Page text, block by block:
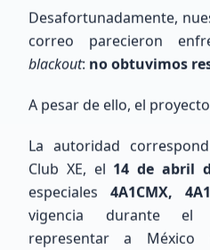
Conoce a los
nuestra red de
e internacional.
175miembros totales
175sin ubicación precisa
Desafortunadamente,
correo parecieron
blackout: no obtuvimos
A pesar de ello, el
La autoridad
Club XE, el 14 de abril
especiales 4A1CMX,
vigencia durante el
representar a México